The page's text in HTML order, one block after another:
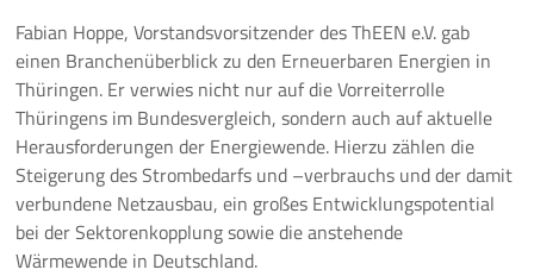
Fabian Hoppe, Vorstandsvorsitzender des ThEEN e.V. gab
einen Branchenüberblick zu den Erneuerbaren Energien in
Thüringen. Er verwies nicht nur auf die Vorreiterrolle
Thüringens im Bundesvergleich, sondern auch auf aktuelle
Herausforderungen der Energiewende. Hierzu zählen die
Steigerung des Strombedarfs und –verbrauchs und der damit
verbundene Netzausbau, ein großes Entwicklungspotential
bei der Sektorenkopplung sowie die anstehende
Wärmewende in Deutschland.